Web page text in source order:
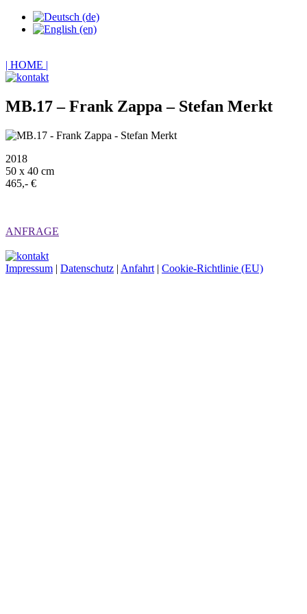
| HOME |
MB.17 – Frank Zappa – Stefan Merkt
2018
50 x 40 cm
465,- €
ANFRAGE
Impressum | Datenschutz | Anfahrt | Cookie-Richtlinie (EU)